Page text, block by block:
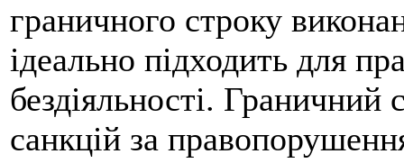
граничного строку
ідеально підходить для
бездіяльності. Граничний
санкцій за